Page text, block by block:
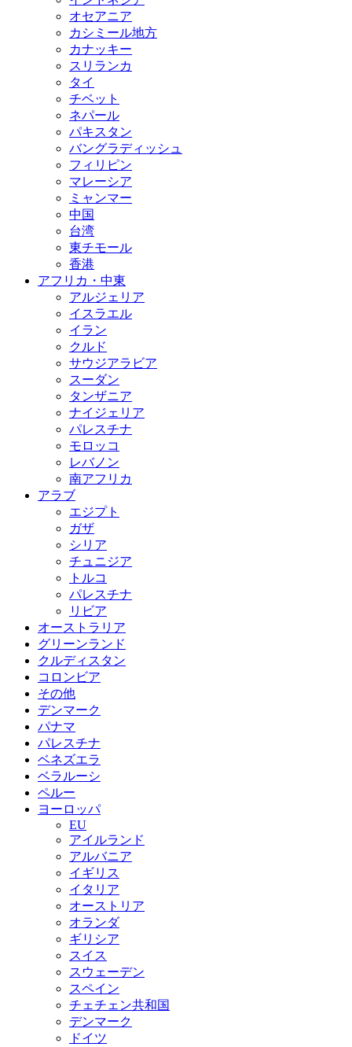
オセアニア
カシミール地方
カナッキー
スリランカ
タイ
チベット
ネパール
パキスタン
バングラディッシュ
フィリピン
マレーシア
ミャンマー
中国
台湾
東チモール
香港
アフリカ・中東
アルジェリア
イスラエル
イラン
クルド
サウジアラビア
スーダン
タンザニア
ナイジェリア
パレスチナ
モロッコ
レバノン
南アフリカ
アラブ
エジプト
ガザ
シリア
チュニジア
トルコ
パレスチナ
リビア
オーストラリア
グリーンランド
クルディスタン
コロンビア
その他
デンマーク
パナマ
パレスチナ
ベネズエラ
ベラルーシ
ペルー
ヨーロッパ
EU
アイルランド
アルバニア
イギリス
イタリア
オーストリア
オランダ
ギリシア
スイス
スウェーデン
スペイン
チェチェン共和国
デンマーク
ドイツ